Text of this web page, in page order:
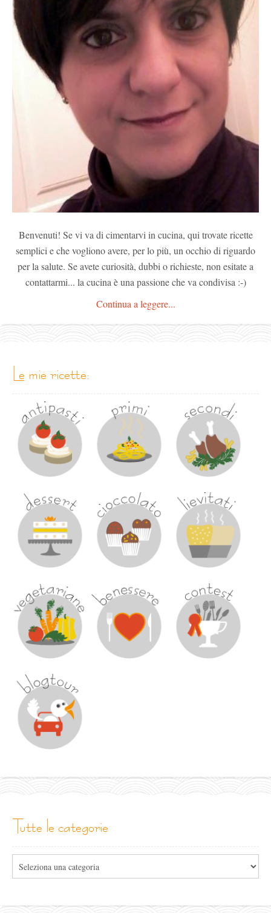
Benvenuti! Se vi va di cimentarvi in cucina, qui trovate ricette
semplici e che vogliono avere, per lo più, un occhio di riguardo
per la salute. Se avete curiosità, dubbi o richieste, non esitate a
contattarmi... la cucina è una passione che va condivisa :-)
Continua a leggere...
le mie ricette:
tutte le categorie